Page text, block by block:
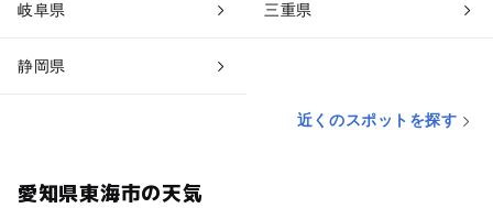
岐阜県 三重県
静岡県
近くのスポットを探す
愛知県東海市の天気